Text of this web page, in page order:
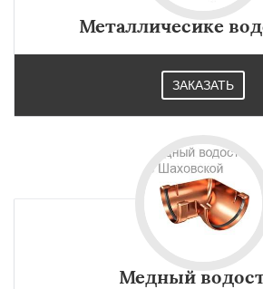
Металличесике
ЗАКАЗАТЬ
Медный